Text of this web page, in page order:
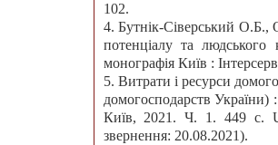
102.
4. Бутнік-Сіверський
потенціалу та людського
монографія Київ :
5. Витрати і ресурси
домогосподарств України)
Київ, 2021. Ч. 1. 449 с.
звернення: 20.08.2021).